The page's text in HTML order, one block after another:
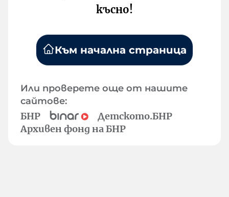
късно!
Към начална страница
Или проверете още от нашите
сайтове:
БНР
Детското.БНР
Архивен фонд на БНР